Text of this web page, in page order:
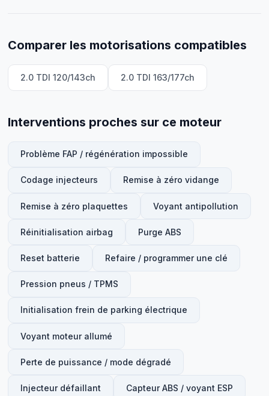
Comparer les motorisations compatibles
2.0 TDI 120/143ch 2.0 TDI 163/177ch
Interventions proches sur ce moteur
Problème FAP / régénération impossible
Codage injecteurs Remise à zéro vidange
Remise à zéro plaquettes Voyant antipollution
Réinitialisation airbag Purge ABS
Reset batterie Refaire / programmer une clé
Pression pneus / TPMS
Initialisation frein de parking électrique
Voyant moteur allumé
Perte de puissance / mode dégradé
Injecteur défaillant Capteur ABS / voyant ESP